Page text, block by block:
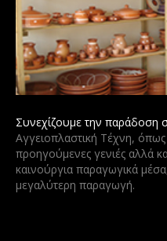
Συνεχίζουμε την παράδοση
Αγγειοπλαστική Τέχνη,
προηγούμενες γενιές αλλά
καινούργια παραγωγικά
μεγαλύτερη παραγωγή.